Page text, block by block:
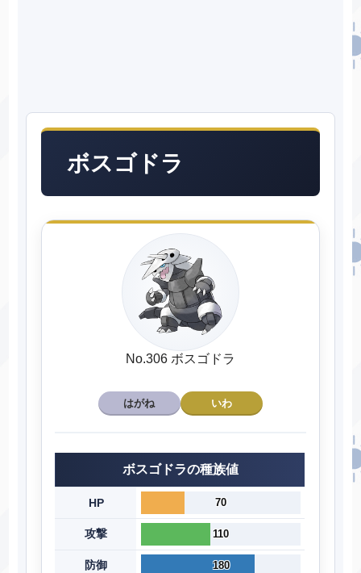
ボスゴドラ
No.306 ボスゴドラ
はがね いわ
ボスゴドラの種族値
HP 70
攻撃 110
防御 180